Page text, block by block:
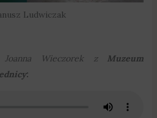
Ludwiczak
Joanna Wieczorek z Muzeum
: